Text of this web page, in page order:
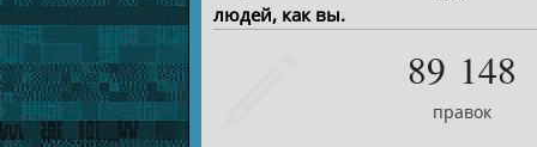
людей, как вы.
89 148
правок